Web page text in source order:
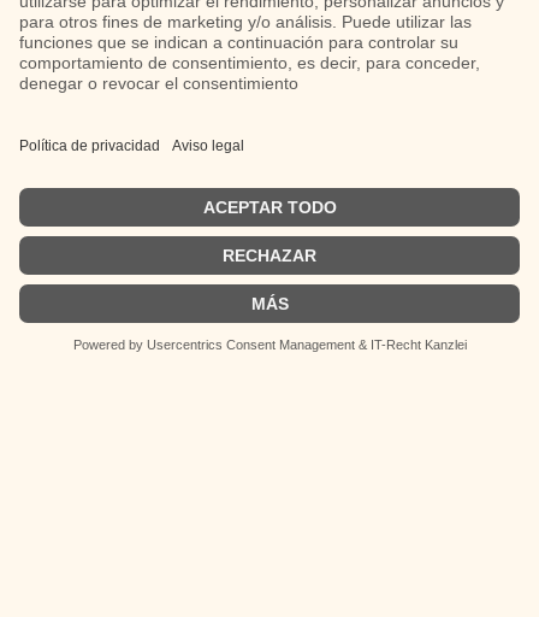
reservados.
Desarrollado con IONOS · Diseño y
contenido por F1 Assistent
Las opiniones vertidas en los artículos de
opinión son responsabilidad exclusiva de sus
autores y no representan necesariamente la
línea editorial de Latina Magazin.
Spanish